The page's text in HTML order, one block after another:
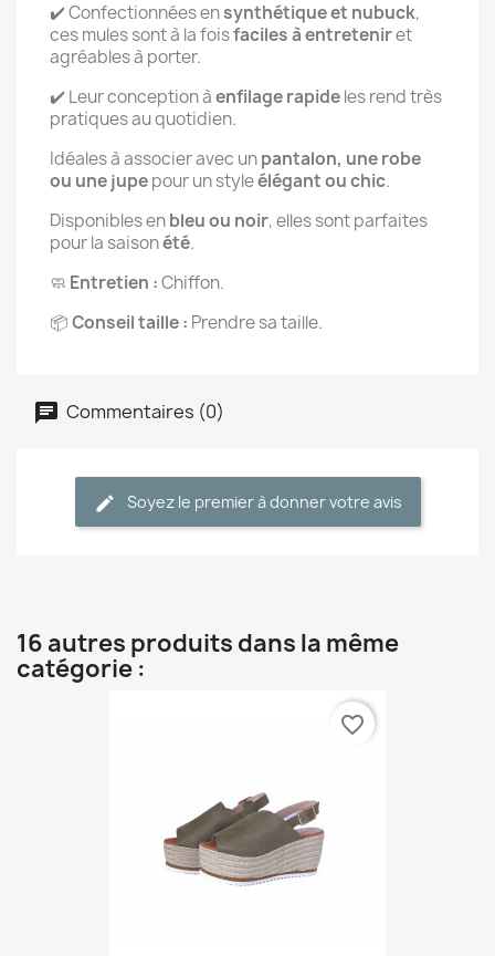
✔️ Confectionnées ensynthétique et nubuck,
ces mules sont à la foisfaciles à entreteniret
agréables à porter.
✔️ Leur conception àenfilage rapideles rend très
pratiques au quotidien.
Idéales à associer avec unpantalon, une robe
ou une jupepour un styleélégant ou chic.
Disponibles enbleu ou noir, elles sont parfaites
pour la saisonété.
🧼 Entretien :Chiffon.
📦Conseil taille : Prendre sa taille.
Commentaires (0)
Soyez le premier à donner votre avis
16 autres produits dans la même
catégorie :
favorite_border